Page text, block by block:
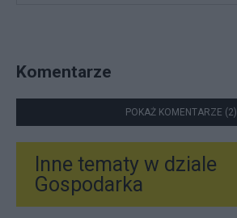
Komentarze
POKAŻ KOMENTARZE (2)
Inne tematy w dziale
Gospodarka